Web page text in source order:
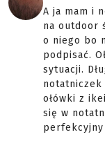
A ja mam i
na outdoor
o niego bo
podpisać.
sytuacji.
ołówki z
się w
perfekcyjny